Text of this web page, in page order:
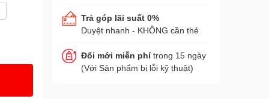
Trả góp lãi suất 0%
Duyệt nhanh - KHÔNG cần thẻ
Đổi mới miễn phítrong 15 ngày
(Với Sản phẩm bị lỗi kỹ thuật)